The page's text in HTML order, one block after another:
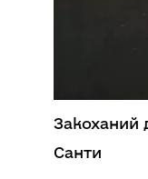
Закоханий
Санти